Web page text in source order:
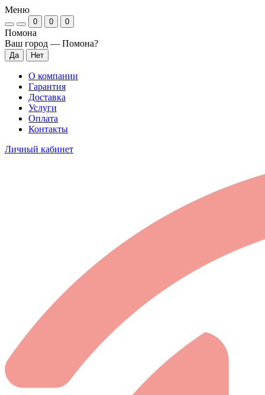
Меню
0 0 0
Помона
Ваш город — Помона?
О компании
Гарантия
Доставка
Услуги
Оплата
Контакты
Личный кабинет